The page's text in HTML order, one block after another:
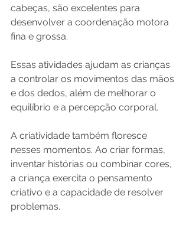
cabeças, são excelentes para
desenvolver a coordenação motora
fina e grossa.
Essas atividades ajudam as crianças
a controlar os movimentos das mãos
e dos dedos, além de melhorar o
equilíbrio e a percepção corporal.
A criatividade também floresce
nesses momentos. Ao criar formas,
inventar histórias ou combinar cores,
a criança exercita o pensamento
criativo e a capacidade de resolver
problemas.